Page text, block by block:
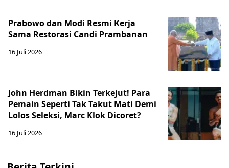
Prabowo dan Modi Resmi Kerja
Sama Restorasi Candi Prambanan
16 Juli 2026
John Herdman Bikin Terkejut! Para
Pemain Seperti Tak Takut Mati Demi
Lolos Seleksi, Marc Klok Dicoret?
16 Juli 2026